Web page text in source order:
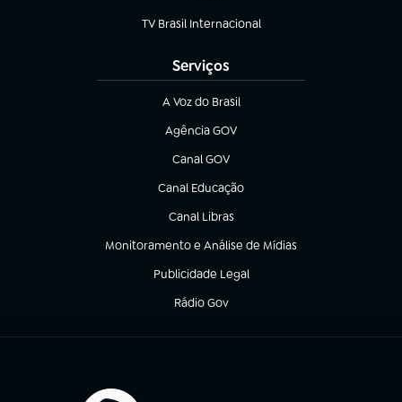
TV Brasil Internacional
(abre em nova aba)
Serviços
A Voz do Brasil
(abre em nova aba)
Agência GOV
(abre em nova aba)
Canal GOV
(abre em nova aba)
Canal Educação
(abre em nova aba)
Canal Libras
(abre em nova aba)
Monitoramento e Análise de Mídias
(abre em nova aba)
Publicidade Legal
(abre em nova aba)
Rádio Gov
(abre em nova aba)